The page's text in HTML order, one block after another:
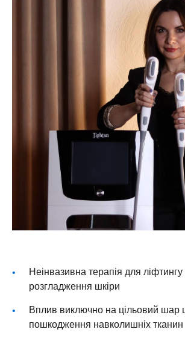
Неінвазивна терапія для ліфтингу
розгладження шкіри
Вплив виключно на цільовий шар
пошкодження навколишніх тканин